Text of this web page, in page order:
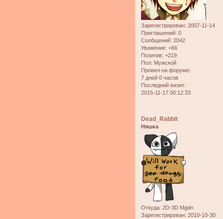
Зарегистрирован: 2007-11-14
Приглашений: 0
Сообщений: 2042
Уважение: +66
Позитив: +219
Пол: Мужской
Провел на форуме:
7 дней 0 часов
Последний визит:
2015-11-17 00:12:33
Dead_Rabbit
Няшка
Откуда: 2D-3D Mgdn
Зарегистрирован: 2010-10-30